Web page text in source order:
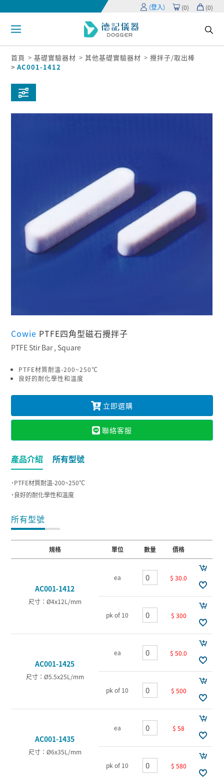
(登入) (0) (0)
首頁 基礎實驗器材 其他基礎實驗器材
攪拌子/取出棒
AC001-1412
Cowie PTFE四角型磁石攪拌子
PTFE Stir Bar , Square
PTFE材質耐溫-200~250℃
良好的耐化學性和溫度
立即選購
聯絡客服
產品介紹 所有型號
˙PTFE材質耐溫-200~250℃
˙良好的耐化學性和溫度
所有型號
規格 單位 數量 價格
AC001-1412
尺寸：Ø4x12L/mm
ea $ 30.0
pk of 10 $ 300
AC001-1425
尺寸：Ø5.5x25L/mm
ea $ 50.0
pk of 10 $ 500
AC001-1435
尺寸：Ø6x35L/mm
ea $ 58
pk of 10 $ 580